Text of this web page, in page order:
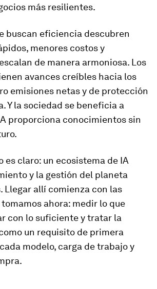
más resilientes.
buscan eficiencia descubren
menores costos y
de manera armoniosa. Los
avances creíbles hacia los
emisiones netas y de protección
Y la sociedad se beneficia a
proporciona conocimientos sin
es claro: un ecosistema de IA
y la gestión del planeta
Llegar allí comienza con las
ahora: medir lo que
con lo suficiente y tratar la
un requisito de primera
modelo, carga de trabajo y